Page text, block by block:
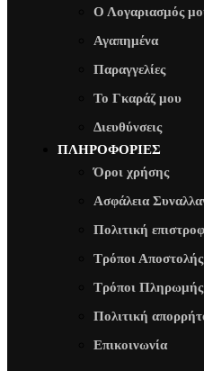
Ο Λογαριασμός
Αγαπημένα
Παραγγελίες
Το Γκαράζ μου
Διευθύνσεις
ΠΛΗΡΟΦΟΡΙΕΣ
Όροι χρήσης
Ασφάλεια
Πολιτική
Τρόποι Αποστολής
Τρόποι Πληρωμής
Πολιτική
Επικοινωνία